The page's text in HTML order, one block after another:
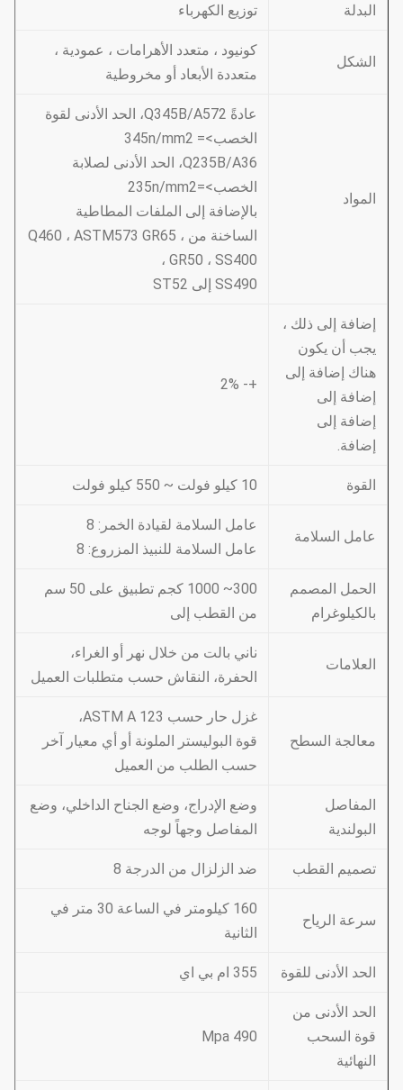
البدلة توزيع الكهرباء
الشكل
كونيود ، متعدد الأهرامات ، عمودية ،
متعددة الأبعاد أو مخروطية
المواد
عادةً Q345B/A572، الحد الأدنى لقوة
الخصب>= 345n/mm2
Q235B/A36، الحد الأدنى لصلابة
الخصب>=235n/mm2
بالإضافة إلى الملفات المطاطية
الساخنة من Q460 ، ASTM573 GR65 ،
GR50 ، SS400 ،
SS490 إلى ST52
إضافة إلى ذلك ،
يجب أن يكون
هناك إضافة إلى
إضافة إلى
إضافة إلى
إضافة.
+- 2%
القوة 10 كيلو فولت ~ 550 كيلو فولت
عامل السلامة
عامل السلامة لقيادة الخمر: 8
عامل السلامة للنبيذ المزروع: 8
الحمل المصمم
بالكيلوغرام
300~ 1000 كجم تطبيق على 50 سم
من القطب إلى
العلامات
ناني بالت من خلال نهر أو الغراء،
الحفرة، النقاش حسب متطلبات العميل
معالجة السطح
غزل حار حسب ASTM A 123،
قوة البوليستر الملونة أو أي معيار آخر
حسب الطلب من العميل
المفاصل
البولندية
وضع الإدراج، وضع الجناح الداخلي، وضع
المفاصل وجهاً لوجه
تصميم القطب ضد الزلزال من الدرجة 8
سرعة الرياح
160 كيلومتر في الساعة 30 متر في
الثانية
الحد الأدنى للقوة 355 ام بي اي
الحد الأدنى من
قوة السحب
النهائية
490 Mpa